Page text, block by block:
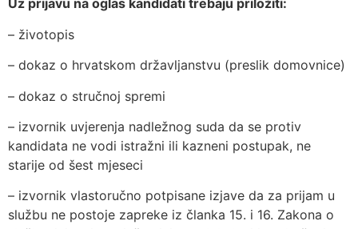
Uz prijavu na oglas kandidati trebaju priložiti:
– životopis
– dokaz o hrvatskom državljanstvu (preslik domovnice)
– dokaz o stručnoj spremi
– izvornik uvjerenja nadležnog suda da se protiv
kandidata ne vodi istražni ili kazneni postupak, ne
starije od šest mjeseci
– izvornik vlastoručno potpisane izjave da za prijam u
službu ne postoje zapreke iz članka 15. i 16. Zakona o